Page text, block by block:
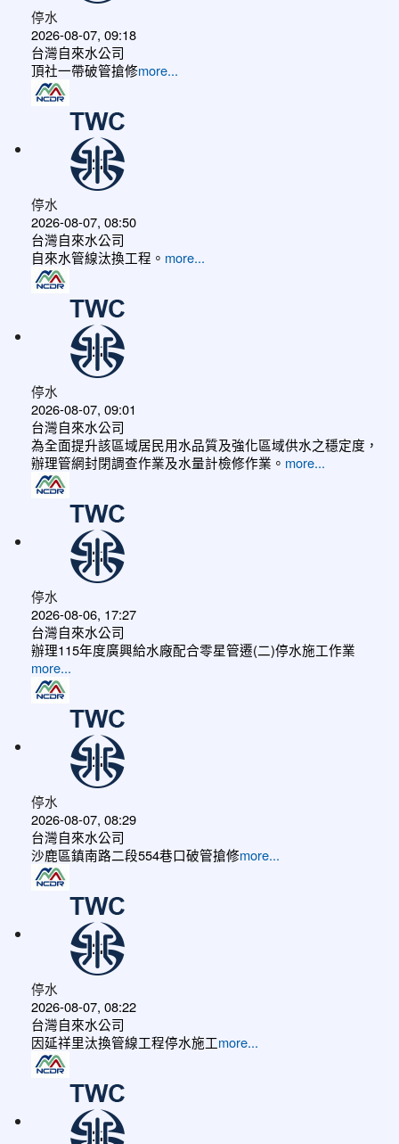
停水
2026-08-07, 09:18
台灣自來水公司
頂社一帶破管搶修more...
停水
2026-08-07, 08:50
台灣自來水公司
自來水管線汰換工程。 more...
停水
2026-08-07, 09:01
台灣自來水公司
為全面提升該區域居民用水品質及強化區域供水之穩定度，
辦理管網封閉調查作業及水量計檢修作業。 more...
停水
2026-08-06, 17:27
台灣自來水公司
辦理115年度廣興給水廠配合零星管遷(二)停水施工作業
more...
停水
2026-08-07, 08:29
台灣自來水公司
沙鹿區鎮南路二段554巷口破管搶修more...
停水
2026-08-07, 08:22
台灣自來水公司
因延祥里汰換管線工程停水施工more...